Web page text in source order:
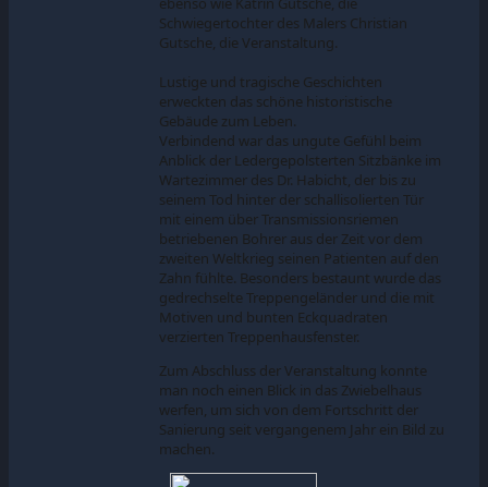
Schwiegertochter des Malers Christian
Gutsche, die Veranstaltung.
Lustige und tragische Geschichten
erweckten das schöne historistische
Gebäude zum Leben.
Verbindend war das ungute Gefühl beim
Anblick der Ledergepolsterten Sitzbänke im
Wartezimmer des Dr. Habicht, der bis zu
seinem Tod hinter der schallisolierten Tür
mit einem über Transmissionsriemen
betriebenen Bohrer aus der Zeit vor dem
zweiten Weltkrieg seinen Patienten auf den
Zahn fühlte. Besonders bestaunt wurde das
gedrechselte Treppengeländer und die mit
Motiven und bunten Eckquadraten
verzierten Treppenhausfenster.
Zum Abschluss der Veranstaltung konnte
man noch einen Blick in das Zwiebelhaus
werfen, um sich von dem Fortschritt der
Sanierung seit vergangenem Jahr ein Bild zu
machen.